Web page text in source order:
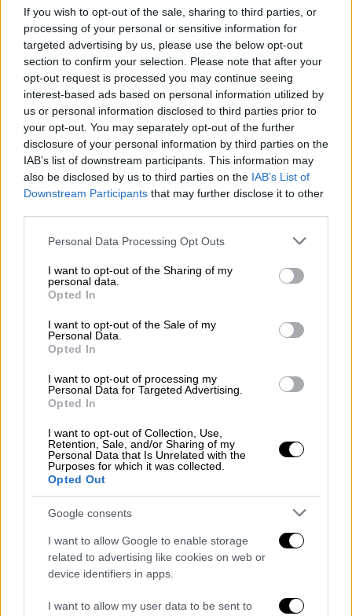
If you wish to opt-out of the sale, sharing to third parties, or
processing of your personal or sensitive information for
targeted advertising by us, please use the below opt-out
section to confirm your selection. Please note that after your
opt-out request is processed you may continue seeing
interest-based ads based on personal information utilized by
us or personal information disclosed to third parties prior to
your opt-out. You may separately opt-out of the further
disclosure of your personal information by third parties on the
IAB’s list of downstream participants. This information may
also be disclosed by us to third parties on the IAB’s List of
Downstream Participants that may further disclose it to other
Please note that this website/app uses one or more Google
not limited to your visit or usage behaviour. You may click to
grant or deny consent to Google and its third-party tags to
use your data for below specified purposes in below Google
consent section.
Personal Data Processing Opt Outs
I want to opt-out of the Sharing of my
personal data.
Opted In
I want to opt-out of the Sale of my
Personal Data.
Opted In
I want to opt-out of processing my
Personal Data for Targeted Advertising.
Opted In
I want to opt-out of Collection, Use,
Retention, Sale, and/or Sharing of my
Personal Data that Is Unrelated with the
Purposes for which it was collected.
Opted Out
Google consents
I want to allow Google to enable storage
related to advertising like cookies on web or
device identifiers in apps.
I want to allow my user data to be sent to
Η γραπτή απαγόρευση που προκάλεσε
έντονα σχόλια στον καλλιτεχνικό χώρο
Μουσική|28.07.2026 11:23
Απαγόρευσαν στον Μανώλη Μητσιά να
τραγουδήσει τον «Γιάννη τον Φονιά» -
«Αίσχος» φώναζαν οι θεατές
καλλιτέχνη Μάνου Χατζιδάκι, απαγόρευσε
γραπτώς την ερμηνεία συγκεκριμένων
έργων του πατέρα του